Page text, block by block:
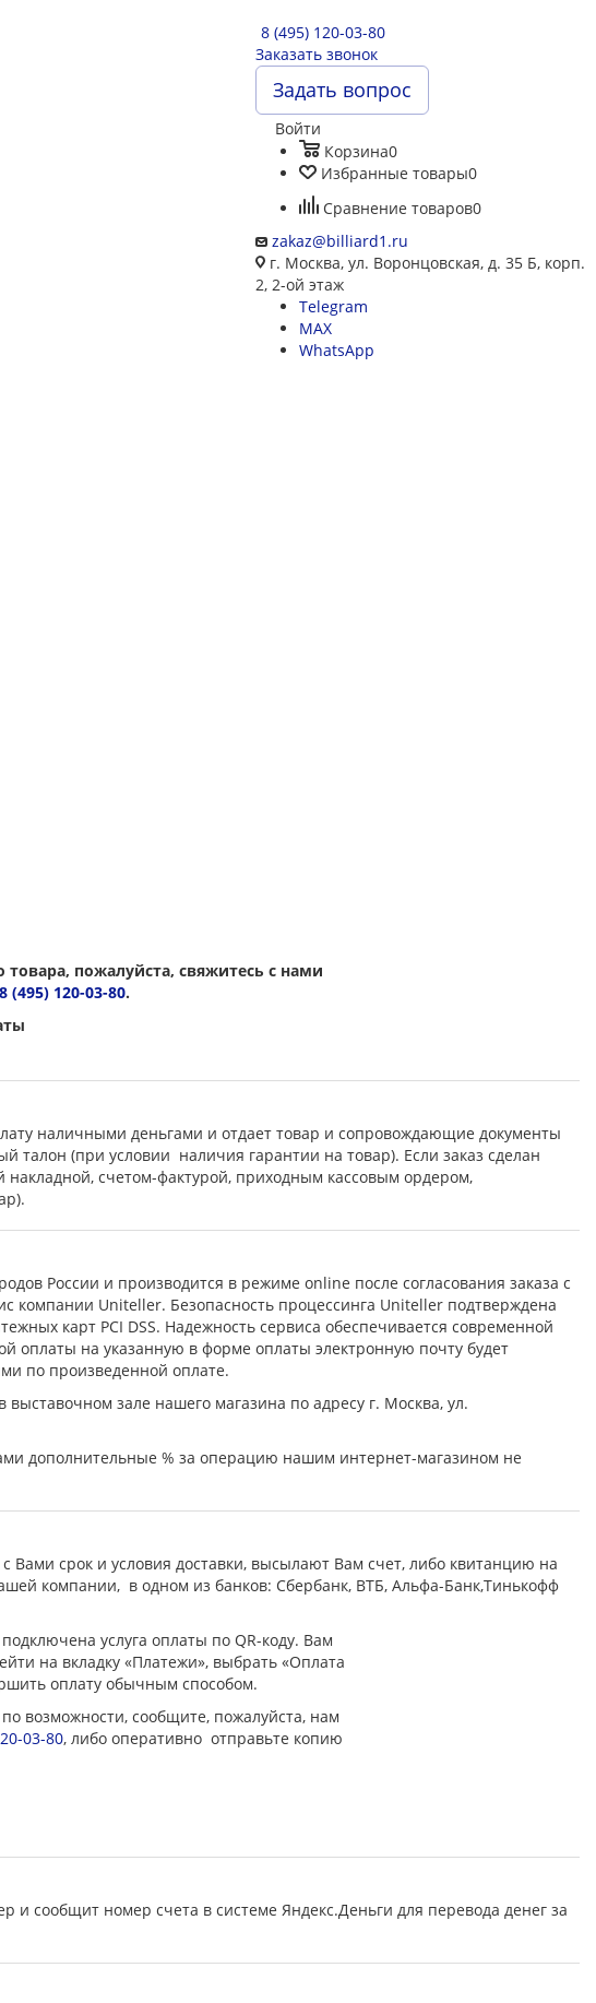
8 (495) 120-03-80
Заказать звонок
Задать вопрос
Войти
Корзина0
Избранные товары0
Сравнение товаров0
zakaz@billiard1.ru
г. Москва, ул. Воронцовская, д. 35 Б, корп.
2, 2-ой этаж
Telegram
MAX
WhatsApp
пожалуйста, свяжитесь с нами
8 (495) 120-03-80.
наличными деньгами и отдает товар и сопровождающие документы
талон (при условии наличия гарантии на товар). Если заказ сделан
накладной, счетом-фактурой, приходным кассовым ордером,
России и производится в режиме online после согласования заказа с
Unitеller. Безопасность процессинга Unitеller подтверждена
карт PCI DSS. Надежность сервиса обеспечивается современной
оплаты на указанную в форме оплаты электронную почту будет
по произведенной оплате.
зале нашего магазина по адресу г. Москва, ул.
дополнительные % за операцию нашим интернет-магазином не
срок и условия доставки, высылают Вам счет, либо квитанцию на
компании, в одном из банков: Сбербанк, ВТБ, Альфа-Банк,Тинькофф
услуга оплаты по QR-коду. Вам
на вкладку «Платежи», выбрать «Оплата
оплату обычным способом.
возможности, сообщите, пожалуйста, нам
03-80, либо оперативно отправьте копию
сообщит номер счета в системе Яндекс.Деньги для перевода денег за